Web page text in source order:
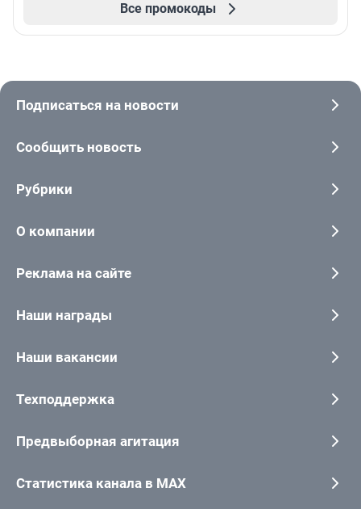
Все промокоды
Подписаться на новости
Сообщить новость
Рубрики
О компании
Реклама на сайте
Наши награды
Наши вакансии
Техподдержка
Предвыборная агитация
Статистика канала в MAX